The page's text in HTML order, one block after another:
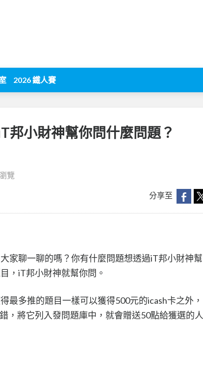
2026 鐵人賽
邦小財神幫你問什麼問題？
覽
分享至
家聊一聊的嗎？你有什麼問題想透過iT邦小財神幫
，iT邦小財神就幫你問。
最多推的題目一樣可以獲得500元的icash卡之外，
，將它列入發問題庫中，就會贈送50點給獲選的人